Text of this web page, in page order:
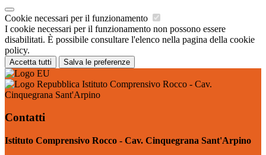
Cookie necessari per il funzionamento
I cookie necessari per il funzionamento non possono essere
disabilitati. È possibile consultare l'elenco nella pagina della cookie
policy.
Accetta tutti Salva le preferenze
Istituto Comprensivo Rocco - Cav.
Cinquegrana Sant'Arpino
Contatti
Istituto Comprensivo Rocco - Cav. Cinquegrana Sant'Arpino